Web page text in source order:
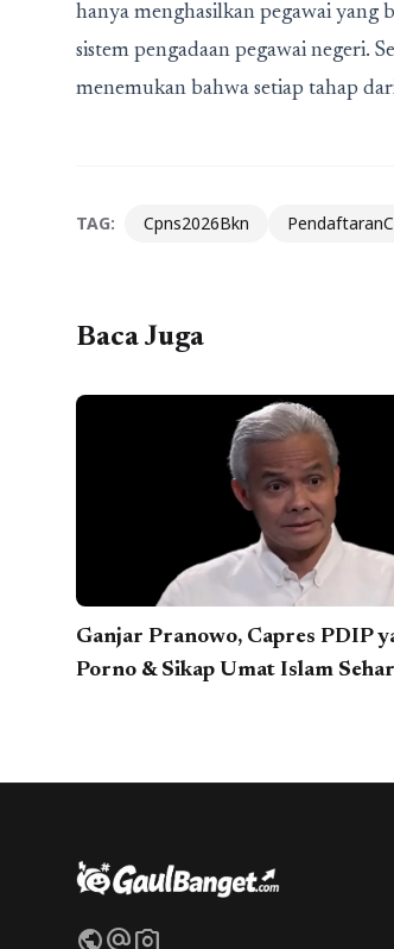
hanya menghasilkan pegawai yang
sistem pengadaan pegawai negeri.
menemukan bahwa setiap tahap
TAG: Cpns2026Bkn
Baca Juga
Ganjar Pranowo, Capres PDIP
Porno & Sikap Umat Islam
publicalternate_emailphoto_camera